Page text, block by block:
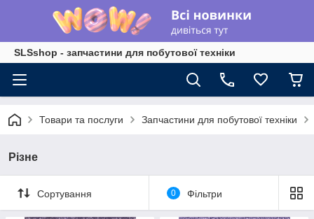
SLSshop - запчастини для побутової техніки
Товари та послуги Запчастини для побутової техніки
Різне
Сортування 0 Фільтри